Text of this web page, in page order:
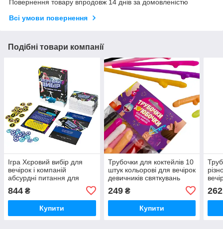
Повернення товару впродовж 14 днів за домовленістю
Всі умови повернення
Подібні товари компанії
Ігра Хєровий вибір для
вечірок і компаній
абсурдні питання для
сміху і дискусій 3-8 гравців
844 ₴
Купити
Трубочки для коктейлів 10
штук кольорові для вечірок
девичників святкувань
249₴
Купити
262